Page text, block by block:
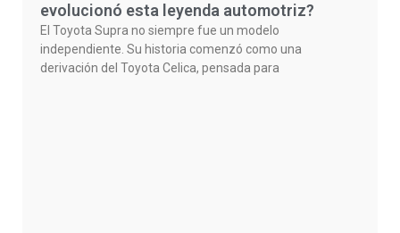
evolucionó esta leyenda automotriz?
El Toyota Supra no siempre fue un modelo
independiente. Su historia comenzó como una
derivación del Toyota Celica, pensada para